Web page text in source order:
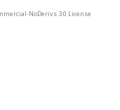
NoDerivs 3.0 License